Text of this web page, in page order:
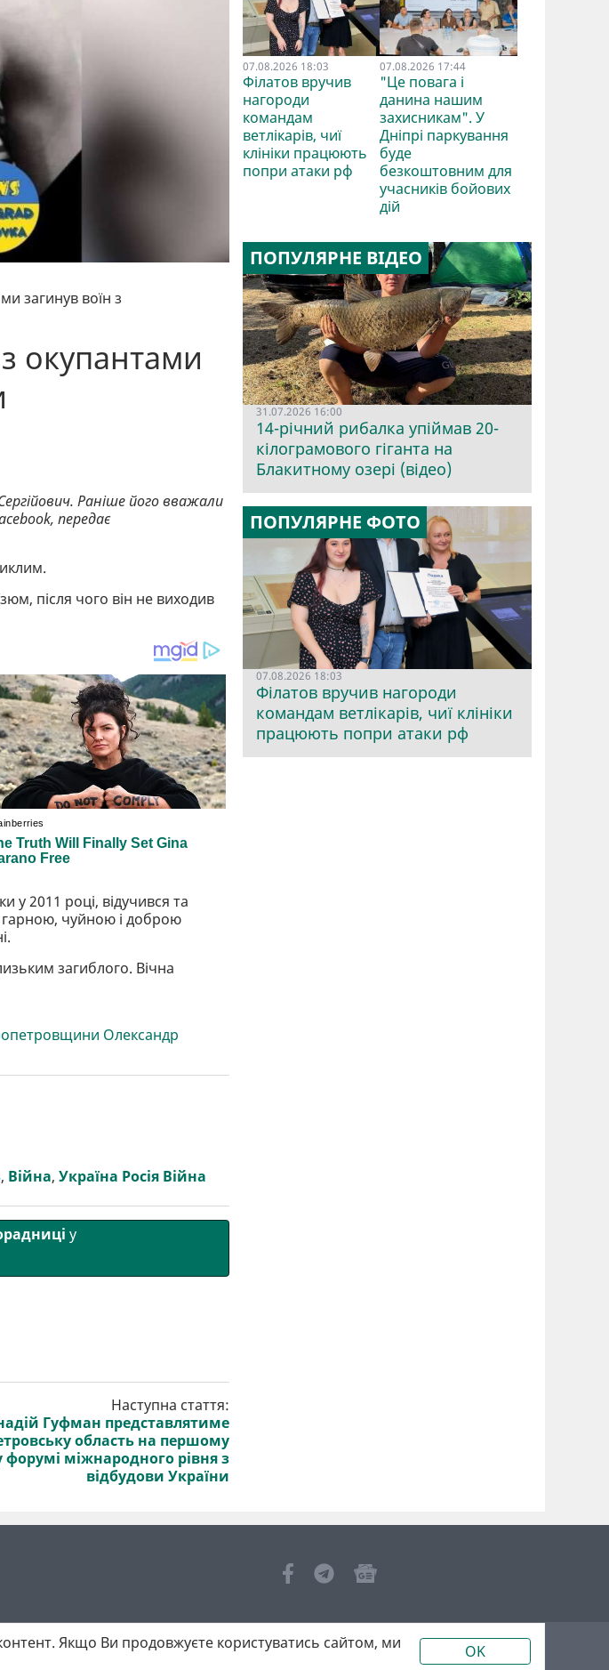
загинув воїн з
окупантами
Раніше його вважали
передає
після чого він не виходив
у 2011 році, відучився та
гарною, чуйною і доброю
загиблого. Вічна
Олександр
, Війна, Україна Росія Війна
у
Наступна стаття:
Гуфман представлятиме
область на першому
міжнародного рівня з
відбудови України
07.08.2026 18:03
Філатов вручив
нагороди
командам
ветлікарів, чиї
клініки працюють
попри атаки рф
07.08.2026 17:44
"Це повага і
данина нашим
захисникам". У
Дніпрі паркування
буде
безкоштовним для
учасників бойових
дій
ПОПУЛЯРНЕ ВІДЕО
31.07.2026 16:00
14-річний рибалка упіймав 20-
кілограмового гіганта на
Блакитному озері (відео)
ПОПУЛЯРНЕ ФОТО
07.08.2026 18:03
Філатов вручив нагороди
командам ветлікарів, чиї клініки
працюють попри атаки рф
у першому абзаці.
Якщо Ви продовжуєте користуватись сайтом, ми
OK